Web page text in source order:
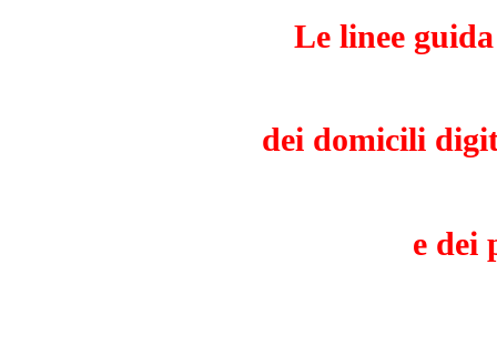
Le linee
dei domicili
e dei